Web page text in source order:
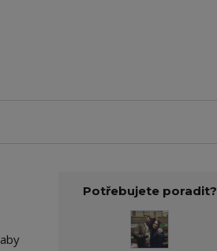
Potřebujete poradit?